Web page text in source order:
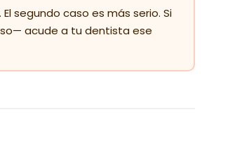
El segundo caso es más serio. Si
acude a tu dentista ese